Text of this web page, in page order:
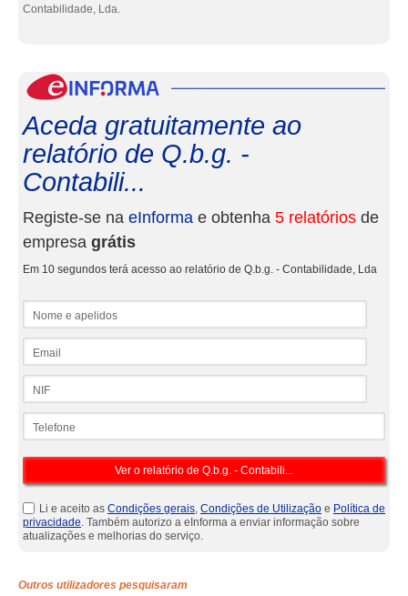
Contabilidade, Lda.
Aceda gratuitamente ao
relatório de Q.b.g. -
Contabili...
Registe-se na eInforma e obtenha 5 relatórios de
empresa grátis
Em 10 segundos terá acesso ao relatório de Q.b.g. - Contabilidade, Lda
Li e aceito as Condições gerais, Condições de Utilização e Política de
privacidade. Também autorizo a eInforma a enviar informação sobre
atualizações e melhorias do serviço.
Outros utilizadores pesquisaram